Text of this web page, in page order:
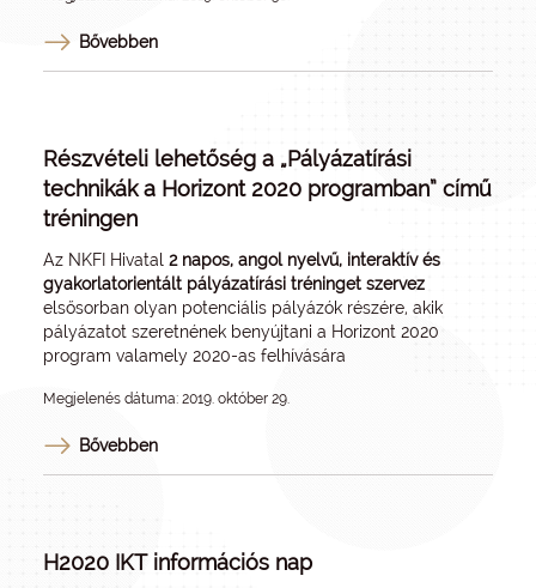
Bővebben
Részvételi lehetőség a „Pályázatírási
technikák a Horizont 2020 programban” című
tréningen
Az NKFI Hivatal 2 napos, angol nyelvű, interaktív és
gyakorlatorientált pályázatírási tréninget szervez
elsősorban olyan potenciális pályázók részére, akik
pályázatot szeretnének benyújtani a Horizont 2020
program valamely 2020-as felhívására
Megjelenés dátuma: 2019. október 29.
Bővebben
H2020 IKT információs nap